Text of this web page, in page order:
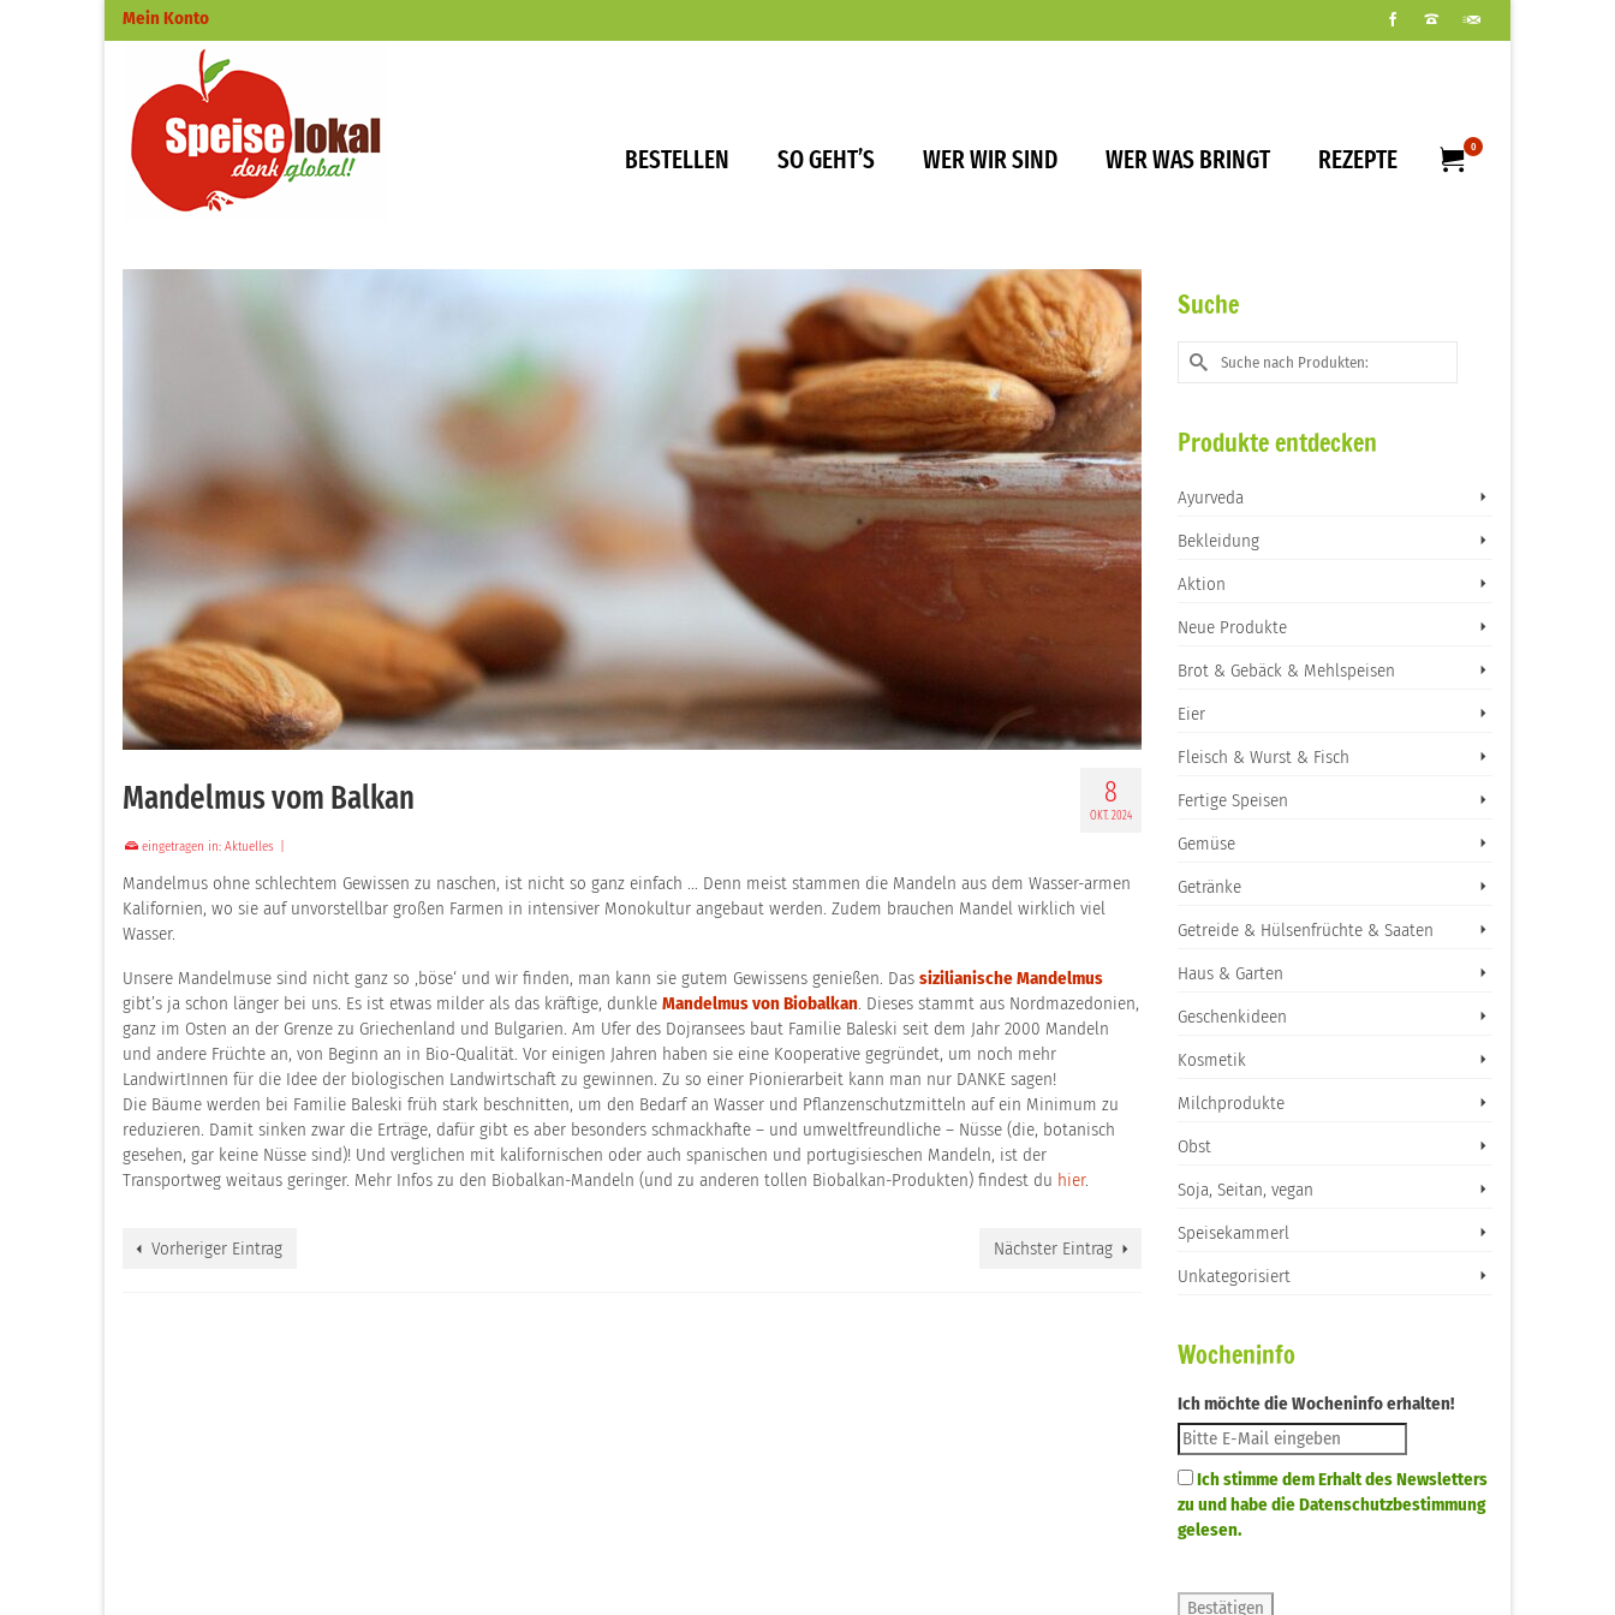
Mein Konto
BESTELLEN SO GEHT’S WER WIR SIND WER WAS BRINGT REZEPTE 0
8
OKT. 2024
Mandelmus vom Balkan
eingetragen in: Aktuelles
Mandelmus ohne schlechtem Gewissen zu naschen, ist nicht so ganz einfach … Denn meist stammen die Mandeln aus dem Wasser-armen
Kalifornien, wo sie auf unvorstellbar großen Farmen in intensiver Monokultur angebaut werden. Zudem brauchen Mandel wirklich viel
Wasser.
Unsere Mandelmuse sind nicht ganz so ‚böse‘ und wir finden, man kann sie gutem Gewissens genießen. Das sizilianische Mandelmus
gibt’s ja schon länger bei uns. Es ist etwas milder als das kräftige, dunkle Mandelmus von Biobalkan. Dieses stammt aus Nordmazedonien,
ganz im Osten an der Grenze zu Griechenland und Bulgarien. Am Ufer des Dojransees baut Familie Baleski seit dem Jahr 2000 Mandeln
und andere Früchte an, von Beginn an in Bio-Qualität. Vor einigen Jahren haben sie eine Kooperative gegründet, um noch mehr
LandwirtInnen für die Idee der biologischen Landwirtschaft zu gewinnen. Zu so einer Pionierarbeit kann man nur DANKE sagen!
Die Bäume werden bei Familie Baleski früh stark beschnitten, um den Bedarf an Wasser und Pflanzenschutzmitteln auf ein Minimum zu
reduzieren. Damit sinken zwar die Erträge, dafür gibt es aber besonders schmackhafte – und umweltfreundliche – Nüsse (die, botanisch
gesehen, gar keine Nüsse sind)! Und verglichen mit kalifornischen oder auch spanischen und portugisieschen Mandeln, ist der
Transportweg weitaus geringer. Mehr Infos zu den Biobalkan-Mandeln (und zu anderen tollen Biobalkan-Produkten) findest du hier.
Vorheriger Eintrag Nächster Eintrag
Suche
Suche
nach:
Produkte entdecken
Ayurveda
Bekleidung
Aktion
Neue Produkte
Brot & Gebäck & Mehlspeisen
Eier
Fleisch & Wurst & Fisch
Fertige Speisen
Gemüse
Getränke
Getreide & Hülsenfrüchte & Saaten
Haus & Garten
Geschenkideen
Kosmetik
Milchprodukte
Obst
Soja, Seitan, vegan
Speisekammerl
Unkategorisiert
Wocheninfo
Ich möchte die Wocheninfo erhalten!
Ich stimme dem Erhalt des Newsletters
zu und habe die Datenschutzbestimmung
gelesen.